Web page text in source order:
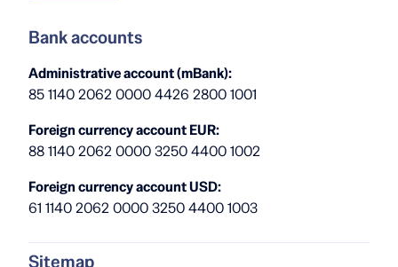
Bank accounts
Administrative account (mBank):
85 1140 2062 0000 4426 2800 1001
Foreign currency account EUR:
88 1140 2062 0000 3250 4400 1002
Foreign currency account USD:
61 1140 2062 0000 3250 4400 1003
Sitemap